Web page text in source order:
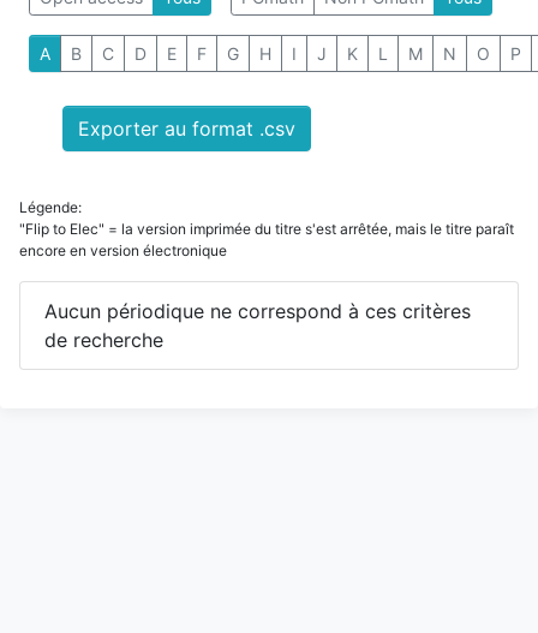
A B C D E F G H I J K L M N O P
Exporter au format .csv
Légende:
"Flip to Elec" = la version imprimée du titre s'est arrêtée, mais le titre paraît
encore en version électronique
Aucun périodique ne correspond à ces critères
de recherche